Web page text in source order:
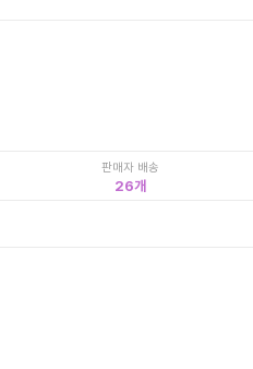
판매자 배송
26